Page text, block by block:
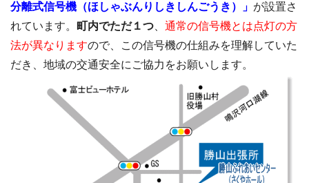
分離式信号機（ほしゃぶんりしきしんごうき）」 が設置さ
れています。 町内でただ１つ
通常の信号機とは点灯の方
法が異なりますので、この信号機の仕組みを理解していた
だき、地域の交通安全にご協力をお願いします。